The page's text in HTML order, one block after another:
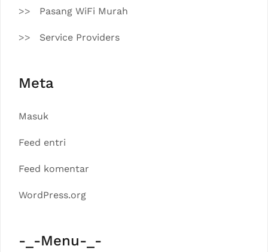
Pasang WiFi Murah
Service Providers
Meta
Masuk
Feed entri
Feed komentar
WordPress.org
-_-Menu-_-